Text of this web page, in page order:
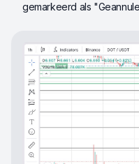
gemarkeerd als